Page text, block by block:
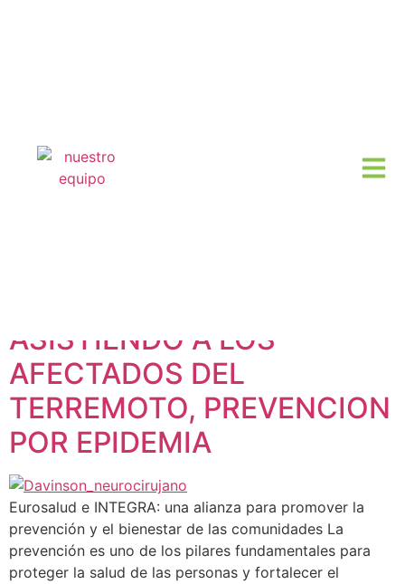
Autor:
ASISTIENDO A LOS
AFECTADOS DEL
TERREMOTO, PREVENCION
POR EPIDEMIA
Eurosalud e INTEGRA: una alianza para promover la
prevención y el bienestar de las comunidades La
prevención es uno de los pilares fundamentales para
proteger la salud de las personas y fortalecer el